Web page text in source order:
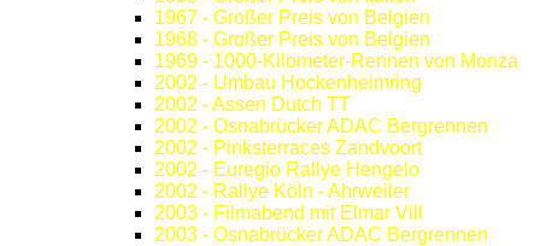
1967 - Großer Preis von Belgien
1968 - Großer Preis von Belgien
1969 - 1000-Kilometer-Rennen von Monza
2002 - Umbau Hockenheimring
2002 - Assen Dutch TT
2002 - Osnabrücker ADAC Bergrennen
2002 - Pinksterraces Zandvoort
2002 - Euregio Rallye Hengelo
2002 - Rallye Köln - Ahrweiler
2003 - Filmabend mit Elmar Vill
2003 - Osnabrücker ADAC Bergrennen